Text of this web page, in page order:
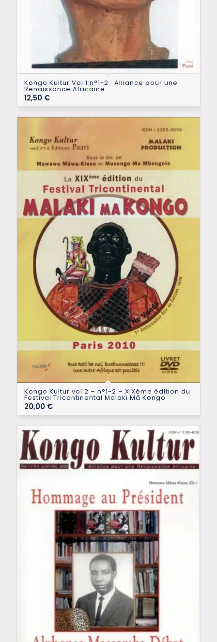
Kongo Kultur Vol.1 n°1-2 : Alliance pour une
Renaissance Africaine
12,50 €
Kongo Kultur vol.2 – n°1-2 – XIXème édition du
Festival Tricontinental Malaki Mâ Kongo
20,00 €